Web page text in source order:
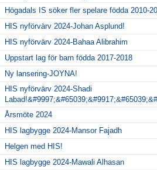
Högadals IS söker fler spelare födda 2010-
HIS nyförvärv 2024-Johan Asplund!
HIS nyförvärv 2024-Bahaa Alibrahim
Uppstart lag för barn födda 2017-2018
Ny lansering-JOYNA!
HIS nyförvärv 2024-Shadi
Årsmöte 2024
HIS lagbygge 2024-Mansor Fajadh
Helgen med HIS!
HIS lagbygge 2024-Mawali Alhasan